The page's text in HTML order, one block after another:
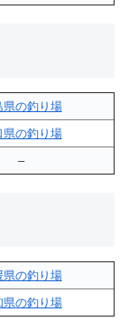
県の釣り場
県の釣り場
–
県の釣り場
県の釣り場